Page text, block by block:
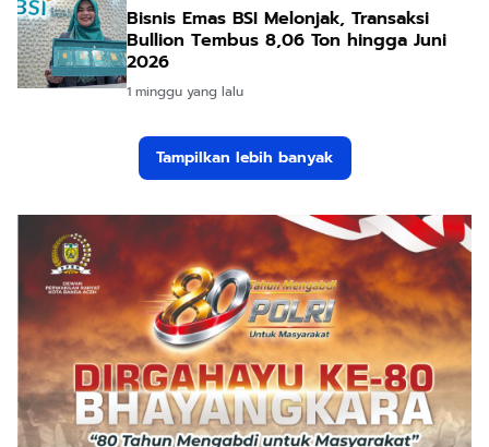
Bisnis Emas BSI Melonjak, Transaksi
Bullion Tembus 8,06 Ton hingga Juni
2026
1 minggu yang lalu
Tampilkan lebih banyak